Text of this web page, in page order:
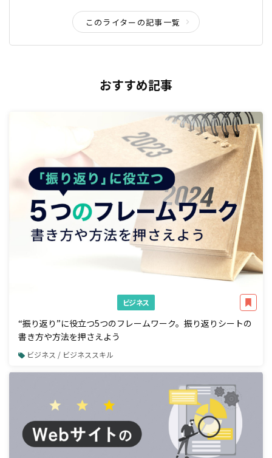
このライターの記事一覧
おすすめ記事
ビジネス
“振り返り”に役立つ5つのフレームワーク。振り返りシートの
書き方や方法を押さえよう
ビジネス / ビジネススキル